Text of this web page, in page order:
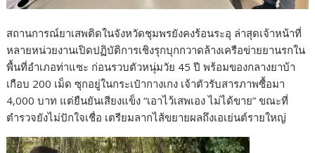
สถานการณ์ยาเสพติดในจังหวัดชุมพรยังคงร้อนระอุ ล่าสุดเจ้าหน้าที่
หลายหน่วยงานเปิดปฏิบัติการเชิงรุกบุกกวาดล้างเครือข่ายยานรกใน
พื้นที่อำเภอท่าแซะ ก่อนรวบตัวหนุ่มวัย 45 ปี พร้อมของกลางยาบ้า
เกือบ 200 เม็ด ซุกอยู่ในกระเป๋ากางเกง เจ้าตัวรับสารภาพซื้อมา
4,000 บาท แต่ยืนยันเสียงแข็ง “เอาไว้เสพเอง ไม่ได้ขาย” ขณะที่
ตำรวจยังไม่ปักใจเชื่อ เตรียมลากไส้ขยายผลถึงเอเย่นต์รายใหญ่